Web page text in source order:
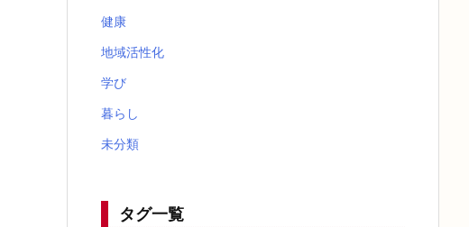
健康
地域活性化
学び
暮らし
未分類
タグ一覧